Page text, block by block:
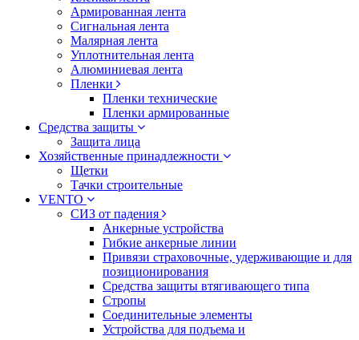
Армированная лента
Сигнальная лента
Малярная лента
Уплотнительная лента
Алюминиевая лента
Пленки
Пленки технические
Пленки армированные
Средства защиты
Защита лица
Хозяйственные принадлежности
Щетки
Тачки строительные
VENTO
СИЗ от падения
Анкерные устройства
Гибкие анкерные линии
Привязи страховочные, удерживающие и для
позиционирования
Средства защиты втягивающего типа
Стропы
Соединительные элементы
Устройства для подъема и